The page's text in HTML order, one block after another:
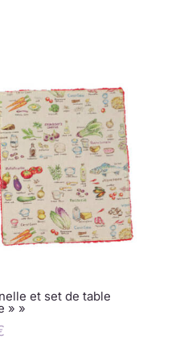
et set de table
» »